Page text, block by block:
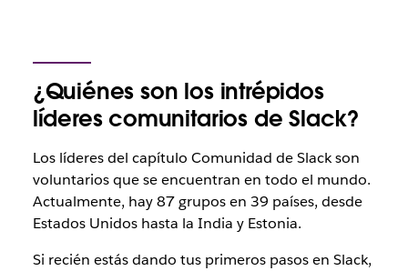
¿Quiénes son los intrépidos
líderes comunitarios de Slack?
Los líderes del capítulo Comunidad de Slack son
voluntarios que se encuentran en todo el mundo.
Actualmente, hay 87 grupos en 39 países, desde
Estados Unidos hasta la India y Estonia.
Si recién estás dando tus primeros pasos en Slack,